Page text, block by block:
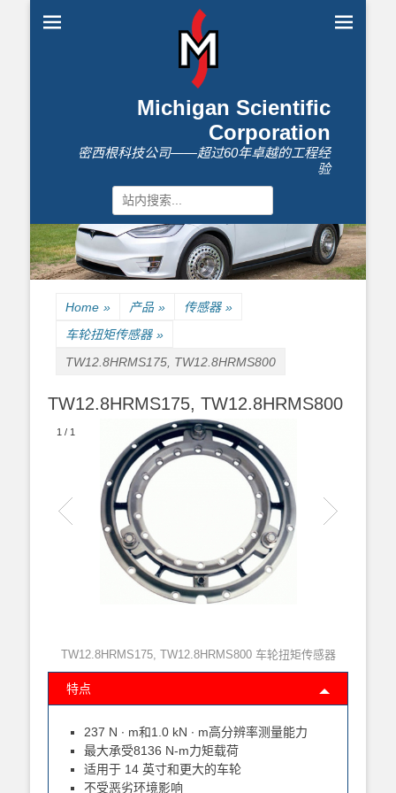
Michigan Scientific
Corporation
密西根科技公司——超过60年卓越的工程经
验
Search
for:
Home » 产品 » 传感器 »
车轮扭矩传感器 »
TW12.8HRMS175, TW12.8HRMS800
TW12.8HRMS175, TW12.8HRMS800
1 / 1
TW12.8HRMS175, TW12.8HRMS800 车轮扭矩传感器
特点
237 N ∙ m和1.0 kN ∙ m高分辨率测量能力
最大承受8136 N-m力矩载荷
适用于 14 英寸和更大的车轮
不受恶劣环境影响